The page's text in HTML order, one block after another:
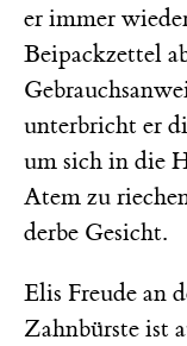
er immer
Beipackzettel
unterbricht er
um sich in die
Atem zu
derbe Gesicht.
Elis Freude an
Zahnbürste ist